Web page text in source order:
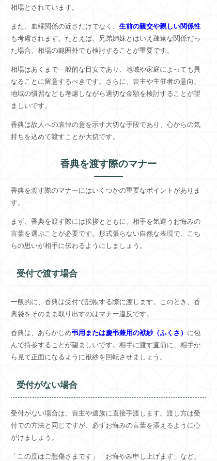
相場とされています。
また、血縁関係の近さだけでなく、 生前の親交や親しい関係性
も考慮されます。たとえば、兄弟姉妹とはいえ疎遠な関係だっ
た場合、相場の範囲外でも検討することが重要です。
相場はあくまで一般的な目安であり、地域や家庭によっても異
なることに留意するべきです。さらに、喪主や主催者の意向、
地域の慣習なども考慮しながら適切な金額を検討することが望
ましいです。
香典は故人への哀悼の意を示す大切な手段であり、心からの気
持ちを込めて渡すことが大切です。
香典を渡す際のマナー
香典を渡す際のマナーにはいくつかの重要なポイントがありま
す。
まず、香典を渡す際には挨拶とともに、相手を気遣うお悔みの
言葉を選ぶことが必要です。形式張らない自然な表現で、こち
らの思いが相手に伝わるようにしましょう。
受付で渡す場合
一般的に、香典は受付で記帳する際に渡します。このとき、香
典袋をそのまま取り出すのはマナー違反です。
香典は、あらかじめ弔用または慶弔兼用の袱紗（ふくさ） に包
んで持参することが望ましいです。相手に渡す直前に、相手か
ら見て正面になるように袱紗を回転させましょう。
受付がない場合
受付がない場合は、喪主や遺族に直接手渡します。渡し方は受
付での方法と同じですが、必ずお悔みの言葉を添えるように心
がけましょう。
「この度はご愁傷さまです」「お悔やみ申し上げます」など、